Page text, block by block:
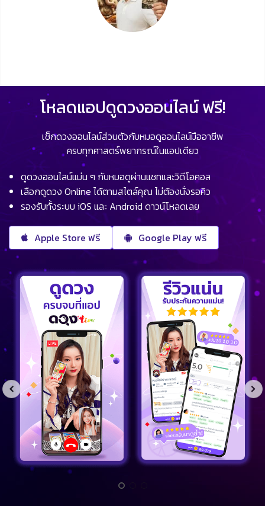
โหลดแอปดูดวงออนไลน์ ฟรี!
เช็กดวงออนไลน์ส่วนตัวกับหมอดูออนไลน์มืออาชีพ
ครบทุกศาสตร์พยากรณ์ในแอปเดียว
ดูดวงออนไลน์แม่น ๆ กับหมอดูผ่านแชทและวิดีโอคอล
เลือกดูดวง Online ได้ตามสไตล์คุณ ไม่ต้องนั่งรอคิว
รองรับทั้งระบบ iOS และ Android ดาวน์โหลดเลย
Apple Store ฟรี Google Play ฟรี